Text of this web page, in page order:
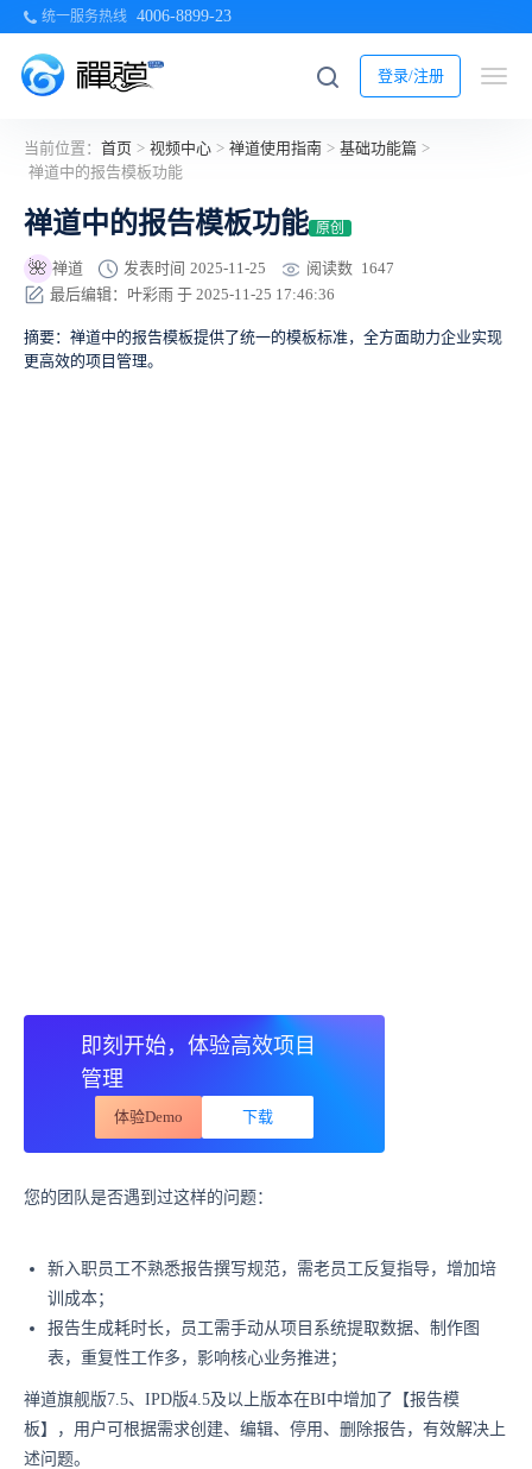
统一服务热线 4006-8899-23
登录/注册
当前位置： 首页 > 视频中心 > 禅道使用指南 > 基础功能篇 >
禅道中的报告模板功能
禅道中的报告模板功能 原创
🌺 禅道 发表时间 2025-11-25 阅读数 1647
最后编辑：叶彩雨 于 2025-11-25 17:46:36
摘要：禅道中的报告模板提供了统一的模板标准，全方面助力企业实现
更高效的项目管理。
即刻开始，体验高效项目
管理
体验Demo 下载
您的团队是否遇到过这样的问题：
新入职员工不熟悉报告撰写规范，需老员工反复指导，增加培
训成本；
报告生成耗时长，员工需手动从项目系统提取数据、制作图
表，重复性工作多，影响核心业务推进；
禅道旗舰版7.5、IPD版4.5及以上版本在BI中增加了【报告模
板】，用户可根据需求创建、编辑、停用、删除报告，有效解决上
述问题。